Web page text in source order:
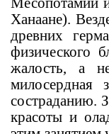
Ханаане).
древних
физического
жалость, а
милосердная
состраданию.
красоты и